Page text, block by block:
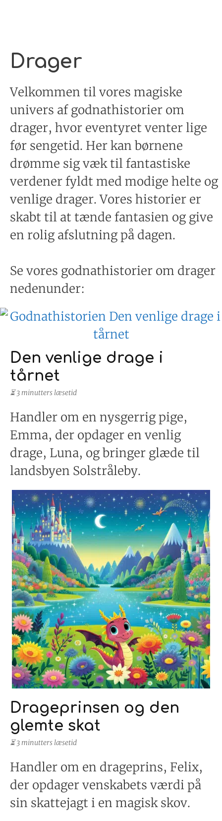
Drager
Velkommen til vores magiske
univers af godnathistorier om
drager, hvor eventyret venter lige
før sengetid. Her kan børnene
drømme sig væk til fantastiske
verdener fyldt med modige helte og
venlige drager. Vores historier er
skabt til at tænde fantasien og give
en rolig afslutning på dagen.
Se vores godnathistorier om drager
nedenunder:
Den venlige drage i
tårnet
⏳ 3 minutters læsetid
Handler om en nysgerrig pige,
Emma, der opdager en venlig
drage, Luna, og bringer glæde til
landsbyen Solstråleby.
Drageprinsen og den
glemte skat
⏳ 3 minutters læsetid
Handler om en drageprins, Felix,
der opdager venskabets værdi på
sin skattejagt i en magisk skov.